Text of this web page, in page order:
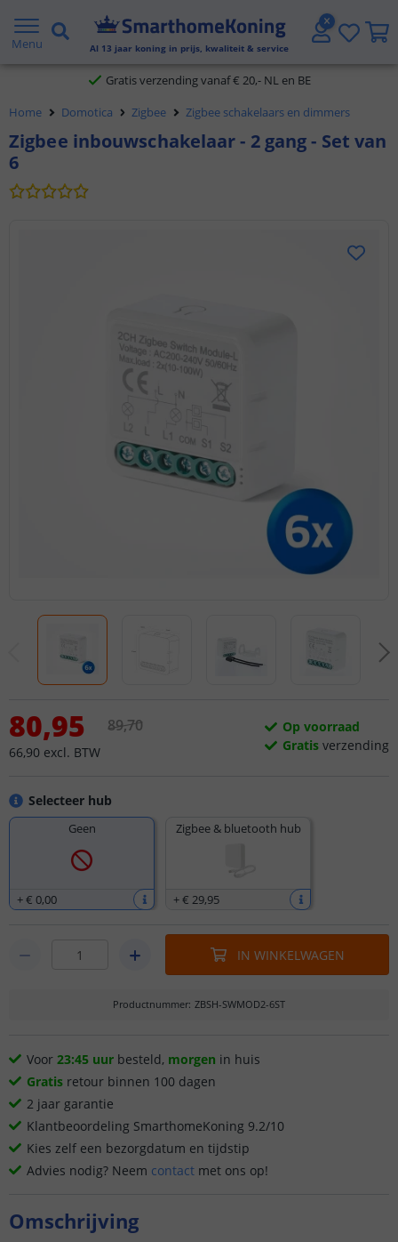
Menu Al 13 jaar koning in prijs, kwaliteit & service
2 jaar garantie
Gratis verzending vanaf € 20,- NL en BE
Klantbeoordeling 9.1
Home Domotica Zigbee Zigbee schakelaars en dimmers
Zigbee inbouwschakelaar - 2 gang - Set van
6
Selecteer hub
Geen
+€ 0,00
Zigbee & bluetooth hub
+€ 29,95
80,95
66,90 excl. BTW
89,70
Op voorraad
Gratis verzending
IN WINKELWAGEN
Productnummer: ZBSH-SWMOD2-6ST
Voor 23:45 uur besteld, morgen in huis
Gratis retour binnen 100 dagen
2 jaar garantie
Klantbeoordeling SmarthomeKoning 9.2/10
Kies zelf een bezorgdatum en tijdstip
Advies nodig? Neem contact met ons op!
Omschrijving